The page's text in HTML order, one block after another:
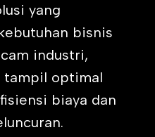
yang
bisnis
industri,
tampil optimal
biaya dan